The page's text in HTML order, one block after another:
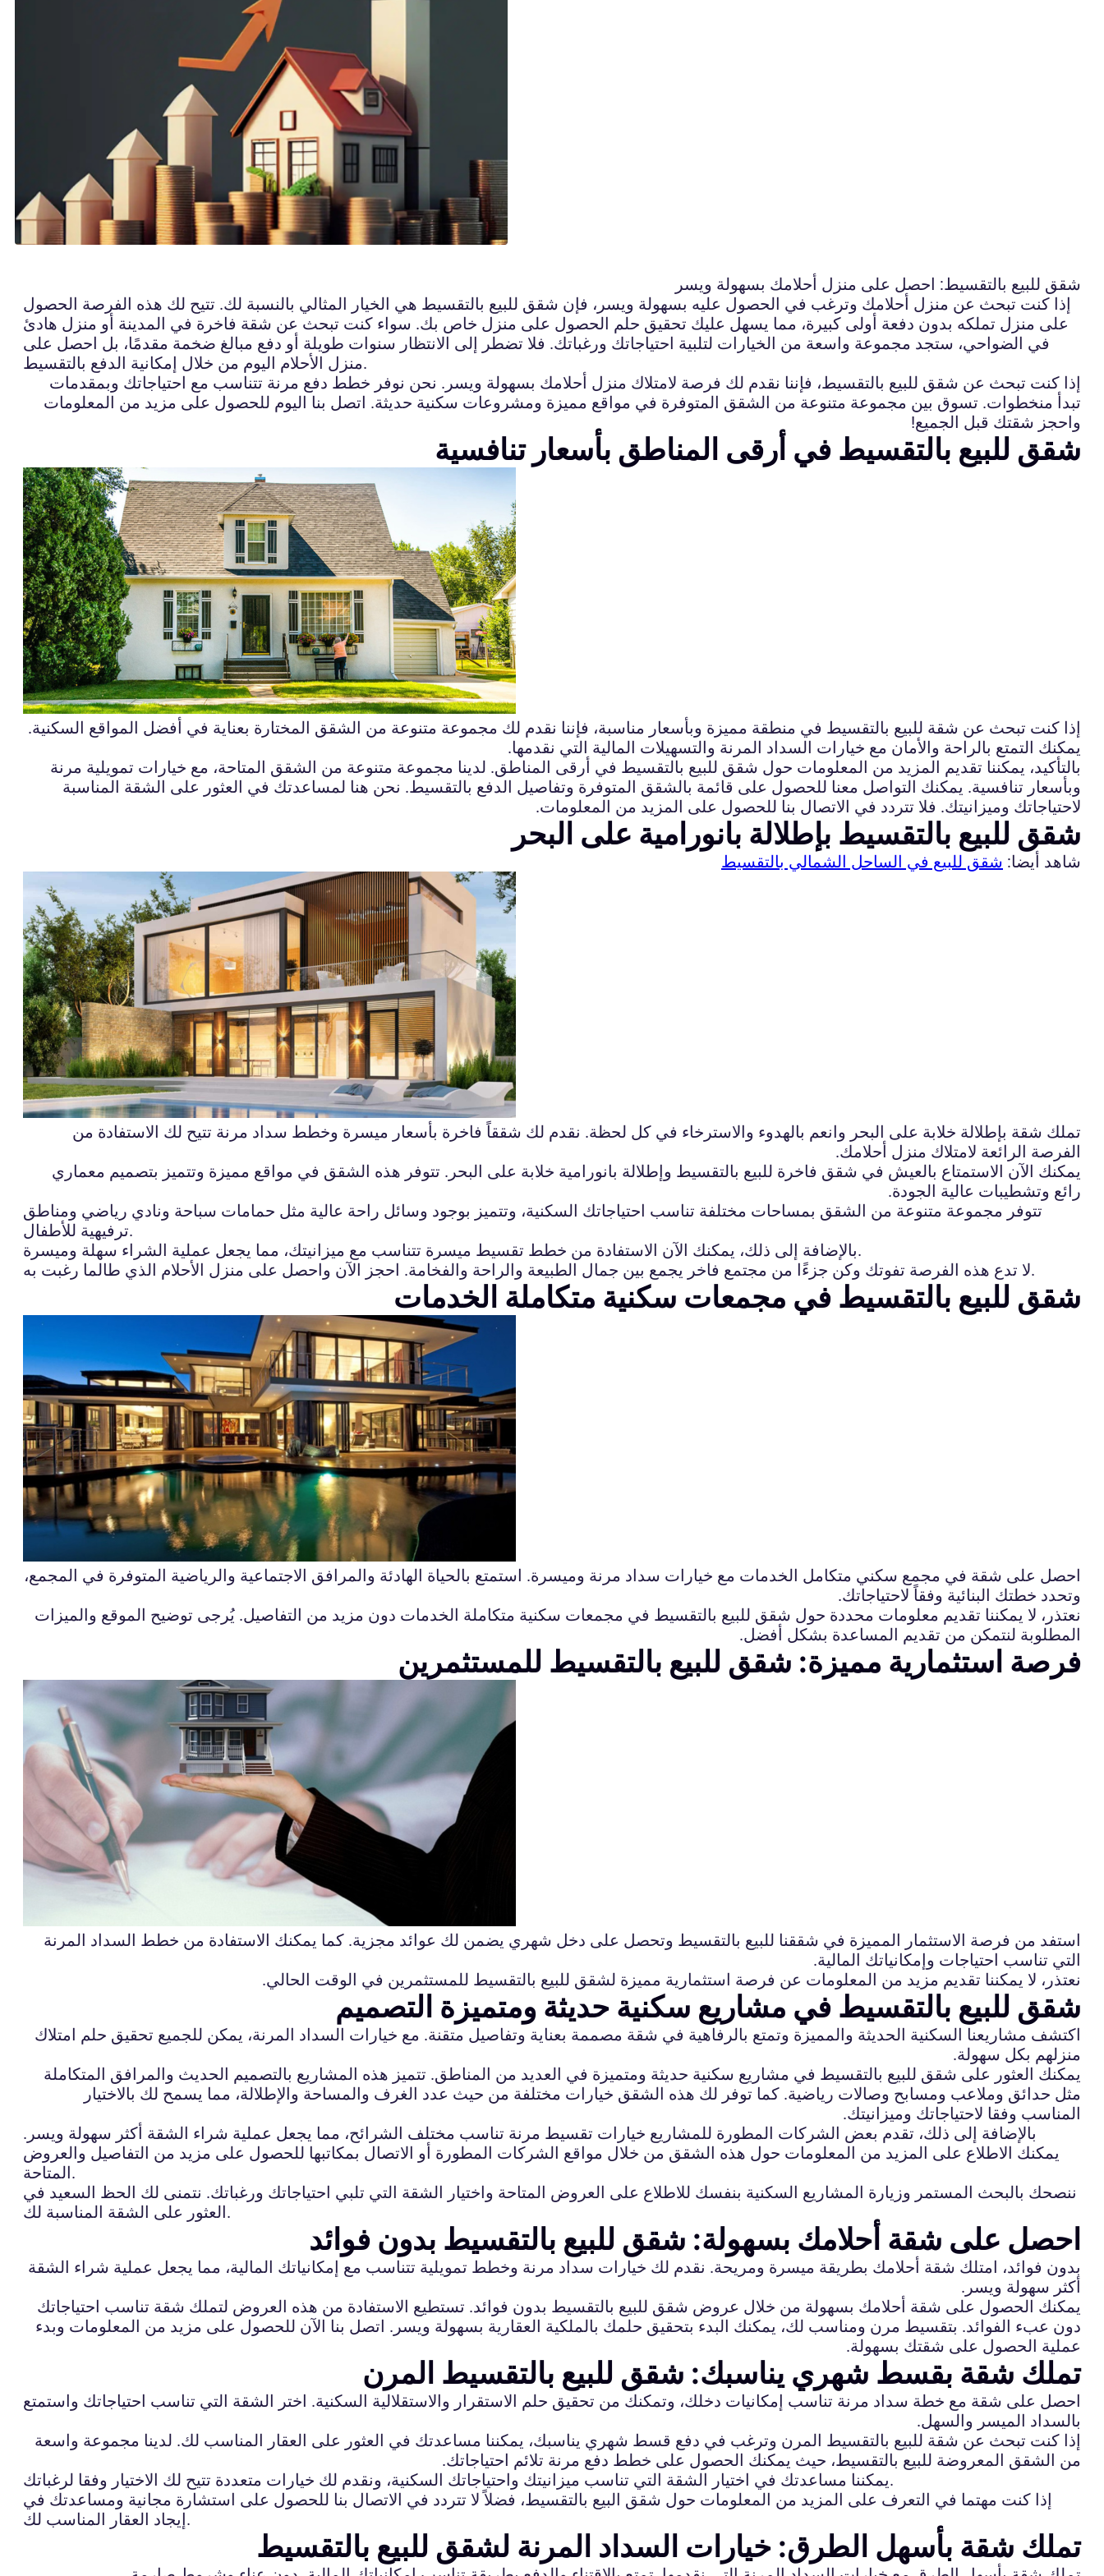
شقق للبيع بالتقسيط: احصل على منزل أحلامك بسهولة ويسر
إذا كنت تبحث عن منزل أحلامك وترغب في الحصول عليه بسهولة ويسر، فإن شقق للبيع بالتقسيط هي الخيار المثالي بالنسبة لك. تتيح لك هذه الفرصة الحصول
على منزل تملكه بدون دفعة أولى كبيرة، مما يسهل عليك تحقيق حلم الحصول على منزل خاص بك. سواء كنت تبحث عن شقة فاخرة في المدينة أو منزل هادئ
في الضواحي، ستجد مجموعة واسعة من الخيارات لتلبية احتياجاتك ورغباتك. فلا تضطر إلى الانتظار سنوات طويلة أو دفع مبالغ ضخمة مقدمًا، بل احصل على
منزل الأحلام اليوم من خلال إمكانية الدفع بالتقسيط.
إذا كنت تبحث عن شقق للبيع بالتقسيط، فإننا نقدم لك فرصة لامتلاك منزل أحلامك بسهولة ويسر. نحن نوفر خطط دفع مرنة تتناسب مع احتياجاتك وبمقدمات
تبدأ منخطوات. تسوق بين مجموعة متنوعة من الشقق المتوفرة في مواقع مميزة ومشروعات سكنية حديثة. اتصل بنا اليوم للحصول على مزيد من المعلومات
واحجز شقتك قبل الجميع!
شقق للبيع بالتقسيط في أرقى المناطق بأسعار تنافسية
إذا كنت تبحث عن شقة للبيع بالتقسيط في منطقة مميزة وبأسعار مناسبة، فإننا نقدم لك مجموعة متنوعة من الشقق المختارة بعناية في أفضل المواقع السكنية.
يمكنك التمتع بالراحة والأمان مع خيارات السداد المرنة والتسهيلات المالية التي نقدمها.
بالتأكيد، يمكننا تقديم المزيد من المعلومات حول شقق للبيع بالتقسيط في أرقى المناطق. لدينا مجموعة متنوعة من الشقق المتاحة، مع خيارات تمويلية مرنة
وبأسعار تنافسية. يمكنك التواصل معنا للحصول على قائمة بالشقق المتوفرة وتفاصيل الدفع بالتقسيط. نحن هنا لمساعدتك في العثور على الشقة المناسبة
لاحتياجاتك وميزانيتك. فلا تتردد في الاتصال بنا للحصول على المزيد من المعلومات.
شقق للبيع بالتقسيط بإطلالة بانورامية على البحر
شاهد أيضا: شقق للبيع في الساحل الشمالي بالتقسيط
تملك شقة بإطلالة خلابة على البحر وانعم بالهدوء والاسترخاء في كل لحظة. نقدم لك شققاً فاخرة بأسعار ميسرة وخطط سداد مرنة تتيح لك الاستفادة من
الفرصة الرائعة لامتلاك منزل أحلامك.
يمكنك الآن الاستمتاع بالعيش في شقق فاخرة للبيع بالتقسيط وإطلالة بانورامية خلابة على البحر. تتوفر هذه الشقق في مواقع مميزة وتتميز بتصميم معماري
رائع وتشطيبات عالية الجودة.
تتوفر مجموعة متنوعة من الشقق بمساحات مختلفة تناسب احتياجاتك السكنية، وتتميز بوجود وسائل راحة عالية مثل حمامات سباحة ونادي رياضي ومناطق
ترفيهية للأطفال.
بالإضافة إلى ذلك، يمكنك الآن الاستفادة من خطط تقسيط ميسرة تتناسب مع ميزانيتك، مما يجعل عملية الشراء سهلة وميسرة.
لا تدع هذه الفرصة تفوتك وكن جزءًا من مجتمع فاخر يجمع بين جمال الطبيعة والراحة والفخامة. احجز الآن واحصل على منزل الأحلام الذي طالما رغبت به.
شقق للبيع بالتقسيط في مجمعات سكنية متكاملة الخدمات
احصل على شقة في مجمع سكني متكامل الخدمات مع خيارات سداد مرنة وميسرة. استمتع بالحياة الهادئة والمرافق الاجتماعية والرياضية المتوفرة في المجمع،
وتحدد خطتك البنائية وفقاً لاحتياجاتك.
نعتذر، لا يمكننا تقديم معلومات محددة حول شقق للبيع بالتقسيط في مجمعات سكنية متكاملة الخدمات دون مزيد من التفاصيل. يُرجى توضيح الموقع والميزات
المطلوبة لنتمكن من تقديم المساعدة بشكل أفضل.
فرصة استثمارية مميزة: شقق للبيع بالتقسيط للمستثمرين
استفد من فرصة الاستثمار المميزة في شققنا للبيع بالتقسيط وتحصل على دخل شهري يضمن لك عوائد مجزية. كما يمكنك الاستفادة من خطط السداد المرنة
التي تناسب احتياجات وإمكانياتك المالية.
نعتذر، لا يمكننا تقديم مزيد من المعلومات عن فرصة استثمارية مميزة لشقق للبيع بالتقسيط للمستثمرين في الوقت الحالي.
شقق للبيع بالتقسيط في مشاريع سكنية حديثة ومتميزة التصميم
اكتشف مشاريعنا السكنية الحديثة والمميزة وتمتع بالرفاهية في شقة مصممة بعناية وتفاصيل متقنة. مع خيارات السداد المرنة، يمكن للجميع تحقيق حلم امتلاك
منزلهم بكل سهولة.
يمكنك العثور على شقق للبيع بالتقسيط في مشاريع سكنية حديثة ومتميزة في العديد من المناطق. تتميز هذه المشاريع بالتصميم الحديث والمرافق المتكاملة
مثل حدائق وملاعب ومسابح وصالات رياضية. كما توفر لك هذه الشقق خيارات مختلفة من حيث عدد الغرف والمساحة والإطلالة، مما يسمح لك بالاختيار
المناسب وفقا لاحتياجاتك وميزانيتك.
بالإضافة إلى ذلك، تقدم بعض الشركات المطورة للمشاريع خيارات تقسيط مرنة تناسب مختلف الشرائح، مما يجعل عملية شراء الشقة أكثر سهولة ويسر.
يمكنك الاطلاع على المزيد من المعلومات حول هذه الشقق من خلال مواقع الشركات المطورة أو الاتصال بمكاتبها للحصول على مزيد من التفاصيل والعروض
المتاحة.
ننصحك بالبحث المستمر وزيارة المشاريع السكنية بنفسك للاطلاع على العروض المتاحة واختيار الشقة التي تلبي احتياجاتك ورغباتك. نتمنى لك الحظ السعيد في
العثور على الشقة المناسبة لك.
احصل على شقة أحلامك بسهولة: شقق للبيع بالتقسيط بدون فوائد
بدون فوائد، امتلك شقة أحلامك بطريقة ميسرة ومريحة. نقدم لك خيارات سداد مرنة وخطط تمويلية تتناسب مع إمكانياتك المالية، مما يجعل عملية شراء الشقة
أكثر سهولة ويسر.
يمكنك الحصول على شقة أحلامك بسهولة من خلال عروض شقق للبيع بالتقسيط بدون فوائد. تستطيع الاستفادة من هذه العروض لتملك شقة تناسب احتياجاتك
دون عبء الفوائد. بتقسيط مرن ومناسب لك، يمكنك البدء بتحقيق حلمك بالملكية العقارية بسهولة ويسر. اتصل بنا الآن للحصول على مزيد من المعلومات وبدء
عملية الحصول على شقتك بسهولة.
تملك شقة بقسط شهري يناسبك: شقق للبيع بالتقسيط المرن
احصل على شقة مع خطة سداد مرنة تناسب إمكانيات دخلك، وتمكنك من تحقيق حلم الاستقرار والاستقلالية السكنية. اختر الشقة التي تناسب احتياجاتك واستمتع
بالسداد الميسر والسهل.
إذا كنت تبحث عن شقة للبيع بالتقسيط المرن وترغب في دفع قسط شهري يناسبك، يمكننا مساعدتك في العثور على العقار المناسب لك. لدينا مجموعة واسعة
من الشقق المعروضة للبيع بالتقسيط، حيث يمكنك الحصول على خطط دفع مرنة تلائم احتياجاتك.
يمكننا مساعدتك في اختيار الشقة التي تناسب ميزانيتك واحتياجاتك السكنية، ونقدم لك خيارات متعددة تتيح لك الاختيار وفقا لرغباتك.
إذا كنت مهتما في التعرف على المزيد من المعلومات حول شقق البيع بالتقسيط، فضلاً لا تتردد في الاتصال بنا للحصول على استشارة مجانية ومساعدتك في
إيجاد العقار المناسب لك.
تملك شقة بأسهل الطرق: خيارات السداد المرنة لشقق للبيع بالتقسيط